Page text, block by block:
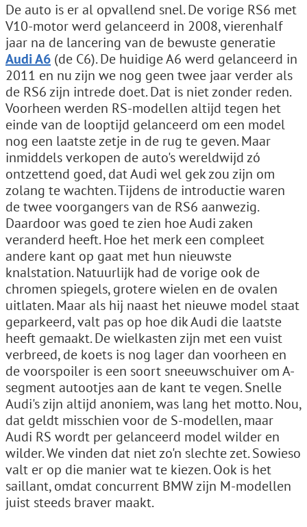
De auto is er al opvallend snel. De vorige RS6 met
V10-motor werd gelanceerd in 2008, vierenhalf
jaar na de lancering van de bewuste generatie
Audi A6 (de C6). De huidige A6 werd gelanceerd in
2011 en nu zijn we nog geen twee jaar verder als
de RS6 zijn intrede doet. Dat is niet zonder reden.
Voorheen werden RS-modellen altijd tegen het
einde van de looptijd gelanceerd om een model
nog een laatste zetje in de rug te geven. Maar
inmiddels verkopen de auto's wereldwijd zó
ontzettend goed, dat Audi wel gek zou zijn om
zolang te wachten. Tijdens de introductie waren
de twee voorgangers van de RS6 aanwezig.
Daardoor was goed te zien hoe Audi zaken
veranderd heeft. Hoe het merk een compleet
andere kant op gaat met hun nieuwste
knalstation. Natuurlijk had de vorige ook de
chromen spiegels, grotere wielen en de ovalen
uitlaten. Maar als hij naast het nieuwe model staat
geparkeerd, valt pas op hoe dik Audi die laatste
heeft gemaakt. De wielkasten zijn met een vuist
verbreed, de koets is nog lager dan voorheen en
de voorspoiler is een soort sneeuwschuiver om A-
segment autootjes aan de kant te vegen. Snelle
Audi's zijn altijd anoniem, was lang het motto. Nou,
dat geldt misschien voor de S-modellen, maar
Audi RS wordt per gelanceerd model wilder en
wilder. We vinden dat niet zo'n slechte zet. Sowieso
valt er op die manier wat te kiezen. Ook is het
saillant, omdat concurrent BMW zijn M-modellen
juist steeds braver maakt.